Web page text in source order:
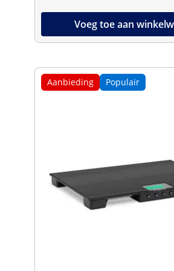
Voeg toe aan
Aanbieding Populair